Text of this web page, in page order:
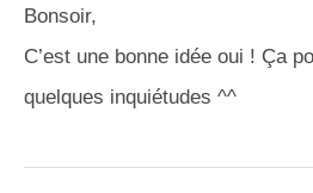
Bonsoir,
C’est une bonne idée oui ! Ça
quelques inquiétudes ^^